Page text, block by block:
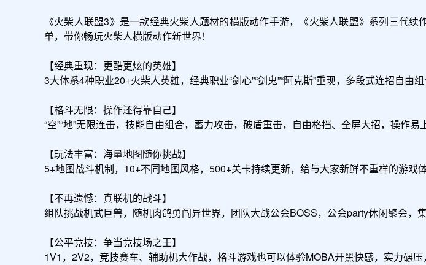
《火柴人联盟3》是一款经典火柴人题材的横版动作手游，《火柴人联盟》系列三代
单，带你畅玩火柴人横版动作新世界！
【经典重现：更酷更炫的英雄】
3大体系4种职业20+火柴人英雄，经典职业“剑心”“剑鬼”“阿克斯”重现，多段式连招自由
【格斗无限：操作还得靠自己】
“空”“地”无限连击，技能自由组合，蓄力攻击，破盾重击，自由格挡、全屏大招，操作
【玩法丰富：海量地图随你挑战】
5+地图战斗机制，10+不同地图风格，500+关卡持续更新，给与大家新鲜不重样的游戏体
【不再遗憾：真联机的战斗】
组队挑战机武巨兽，随机肉鸽勇闯异世界，团队大战公会BOSS，公会party休闲聚会，
【公平竞技：争当竞技场之王】
1V1，2V2，竞技赛车、辅助机大作战，格斗游戏也可以体验MOBA开黑快感，实力碾压